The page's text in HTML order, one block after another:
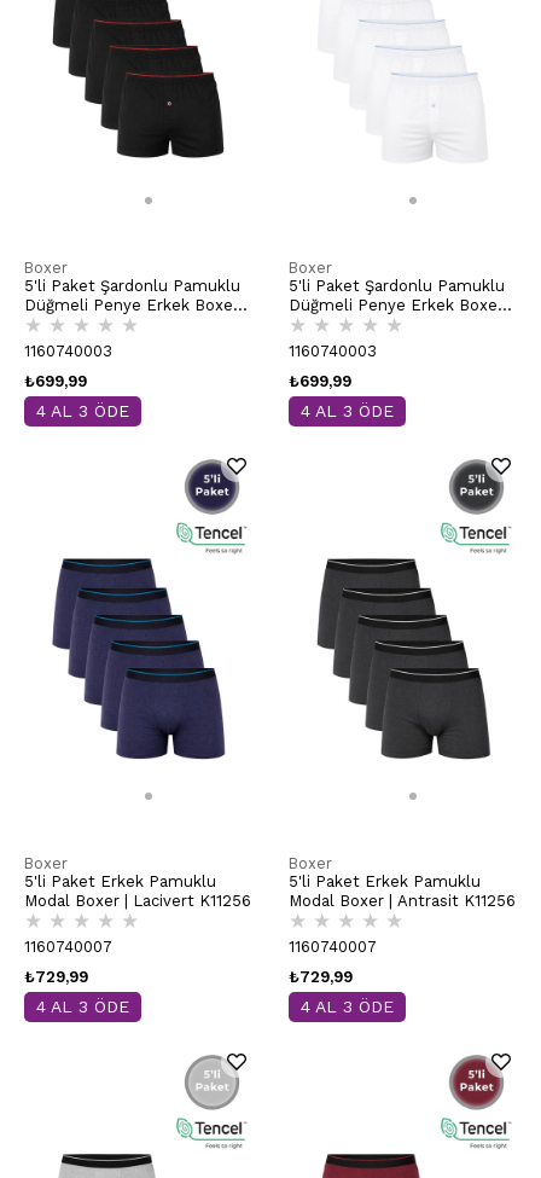
Boxer
5'li Paket Şardonlu Pamuklu
Düğmeli Penye Erkek Boxer |
Siyah K0041
★ ★ ★ ★ ★
1160740003
₺699,99
4 AL 3 ÖDE
Boxer
5'li Paket Şardonlu Pamuklu
Düğmeli Penye Erkek Boxer |
Beyaz K0041
★ ★ ★ ★ ★
1160740003
₺699,99
4 AL 3 ÖDE
Boxer
5'li Paket Erkek Pamuklu
Modal Boxer | Lacivert K11256
★ ★ ★ ★ ★
1160740007
₺729,99
4 AL 3 ÖDE
Boxer
5'li Paket Erkek Pamuklu
Modal Boxer | Antrasit K11256
★ ★ ★ ★ ★
1160740007
₺729,99
4 AL 3 ÖDE